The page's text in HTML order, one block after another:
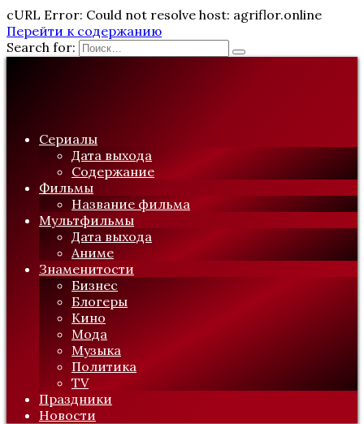
cURL Error: Could not resolve host: agriflor.online
Перейти к содержанию
Search for:
Сериалы
Дата выхода
Содержание
Фильмы
Название фильма
Мультфильмы
Дата выхода
Аниме
Знаменитости
Бизнес
Блогеры
Кино
Мода
Музыка
Политика
TV
Праздники
Новости